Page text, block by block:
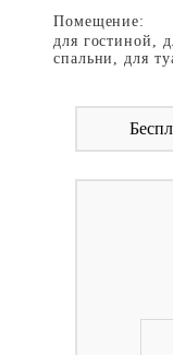
Помещение:
для гостиной,
спальни, для